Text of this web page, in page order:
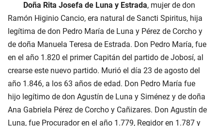
Doña Rita Josefa de Luna y Estrada, mujer de don
Ramón Higinio Cancio, era natural de Sancti Spiritus, hija
legítima de don Pedro María de Luna y Pérez de Corcho y
de doña Manuela Teresa de Estrada. Don Pedro María, fue
en el año 1.820 el primer Capitán del partido de Jobosí, al
crearse este nuevo partido. Murió el día 23 de agosto del
año 1.846, a los 63 años de edad. Don Pedro María fue
hijo legítimo de don Agustín de Luna y Siménez y de doña
Ana Gabriela Pérez de Corcho y Cañizares. Don Agustín de
Luna, fue Procurador en el año 1.779, Regidor en 1.787 y